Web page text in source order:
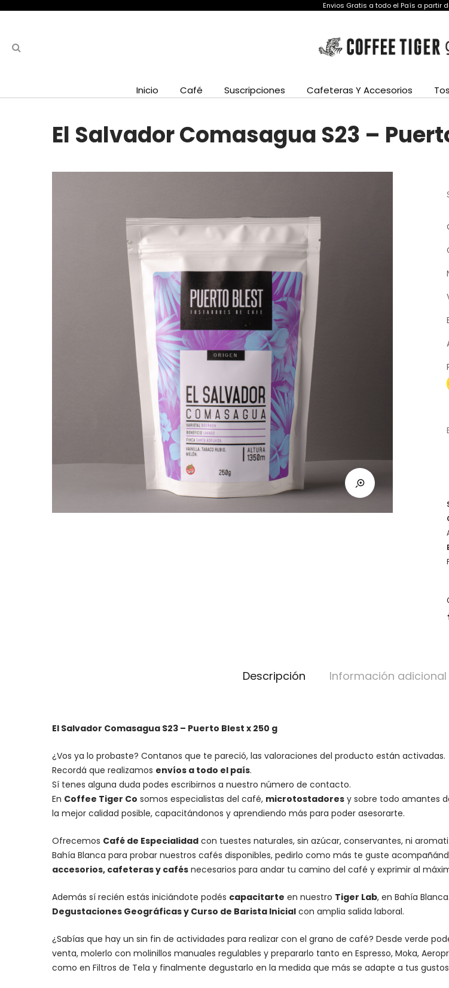
Envios Gratis a todo el País a partir
Inicio Café Suscripciones Cafeteras Y Accesorios
El Salvador Comasagua S23 –
Descripción Información adicional
El Salvador Comasagua S23 – Puerto Blest x 250 g
¿Vos ya lo probaste? Contanos que te pareció, las valoraciones del producto están activadas.
Recordá que realizamos envíos a todo el país.
Sí tenes alguna duda podes escribirnos a nuestro número de contacto.
En Coffee Tiger Co somos especialistas del café, microtostadores y sobre todo amantes
la mejor calidad posible, capacitándonos y aprendiendo más para poder asesorarte.
Ofrecemos Café de Especialidad con tuestes naturales, sin azúcar, conservantes, ni
Bahía Blanca para probar nuestros cafés disponibles, pedirlo como más te guste
accesorios, cafeteras y cafés necesarios para andar tu camino del café y exprimir al
Además sí recién estás iniciándote podés capacitarte en nuestro Tiger Lab, en Bahía
Degustaciones Geográficas y Curso de Barista Inicial con amplia salida laboral.
¿Sabías que hay un sin fin de actividades para realizar con el grano de café? Desde verde
venta, molerlo con molinillos manuales regulables y prepararlo tanto en Espresso, Moka,
como en Filtros de Tela y finalmente degustarlo en la medida que más se adapte a tus